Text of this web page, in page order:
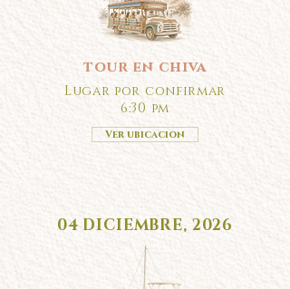
tour en chiva
Lugar por confirmar
6:30 pm
Ver ubicacion
04 DICIEMBRE, 2026